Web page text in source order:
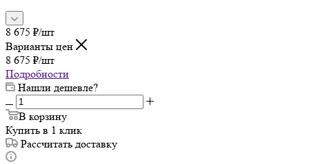
8 675 ₽/шт
Варианты цен
8 675 ₽/шт
Подробности
Нашли дешевле?
В корзину
Купить в 1 клик
Рассчитать доставку